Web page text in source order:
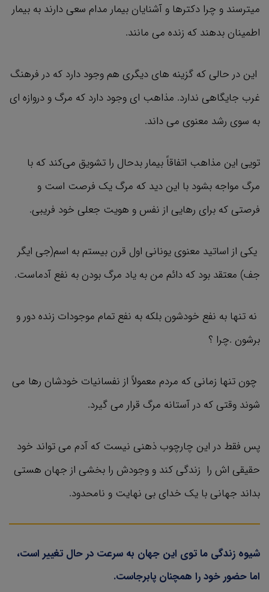
میترسند و چرا دکترها و آشنایان بیمار مدام سعی دارند به بیمار
اطمینان بدهند که زنده می مانند.
این در حالی که گزینه های دیگری هم وجود دارد که در فرهنگ
غرب جایگاهی ندارد. مذاهب ای وجود دارد که مرگ و دروازه ای
به سوی رشد معنوی می داند.
تویی این مذاهب اتفاقاً بیمار بدحال را تشویق می‌کند که با
مرگ مواجه بشود با این دید که مرگ یک فرصت است و
فرصتی که برای رهایی از نفس و هویت جعلی خود فریبی.
یکی از اساتید معنوی یونانی اول قرن بیستم به اسم(جی ایگر
جف) معتقد بود که دائم من به یاد مرگ بودن به نفع آدماست.
نه تنها به نفع خودشون بلکه به نفع تمام موجودات زنده دور و
برشون .چرا ؟
چون تنها زمانی که مردم معمولاً از نفسانیات خودشان رها می
شوند وقتی که در آستانه مرگ قرار می گیرد.
پس فقط در این چارچوب ذهنی نیست که آدم می تواند خود
حقیقی اش را زندگی کند و وجودش را بخشی از جهان هستی
بداند جهانی با یک خدای بی نهایت و نامحدود.
شیوه زندگی ما توی این جهان به سرعت در حال تغییر است،
اما حضور خود را همچنان پابرجاست.